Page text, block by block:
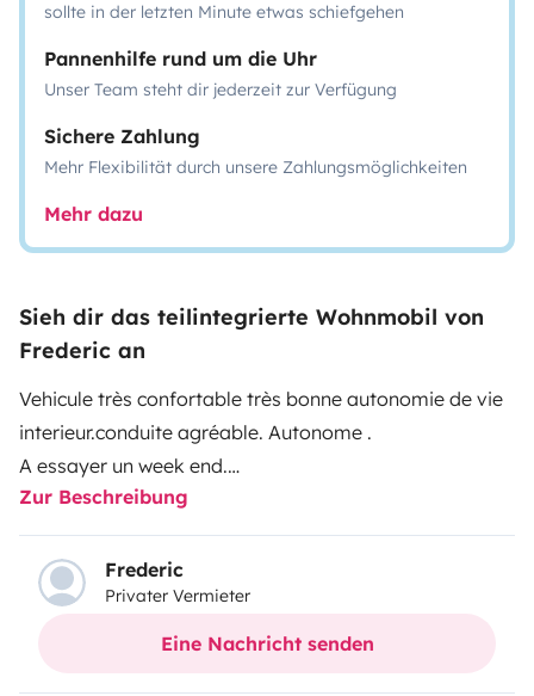
sollte in der letzten Minute etwas schiefgehen
Pannenhilfe rund um die Uhr
Unser Team steht dir jederzeit zur Verfügung
Sichere Zahlung
Mehr Flexibilität durch unsere Zahlungsmöglichkeiten
Mehr dazu
Sieh dir das teilintegrierte Wohnmobil von
Frederic an
Vehicule très confortable très bonne autonomie de vie
interieur.conduite agréable. Autonome .
A essayer un week end.
Ils vous attends pour creer vos souvenirs dans la
nature sauvage ou en communauté
Zur Beschreibung
Frederic
Privater Vermieter
Eine Nachricht senden